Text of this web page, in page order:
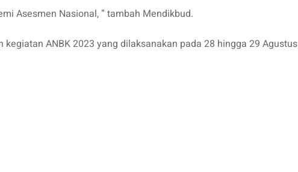
Asesmen Nasional, ” tambah Mendikbud.
ANBK 2023 yang dilaksanakan pada 28 hingga 29 Agustus